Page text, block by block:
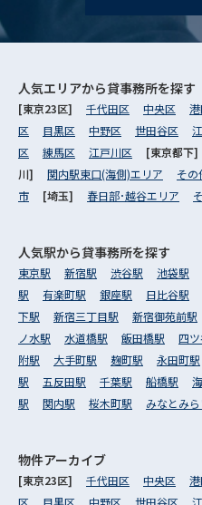
人気エリアから貸事務所を探す
[東京23区] 千代田区 中央区
区
目黒区 中野区 世田谷区
区
練馬区 江戸川区 [東京都
川] 関内駅東口(海側)エリア その
市
[埼玉] 春日部･越谷エリア
人気駅から貸事務所を探す
東京駅 新宿駅 渋谷駅 池袋駅
駅
有楽町駅 銀座駅 日比谷駅
下駅
新宿三丁目駅 新宿御苑前駅
ノ水駅
水道橋駅 飯田橋駅 四
附駅
大手町駅 麹町駅 永田町駅
駅
五反田駅 千葉駅 船橋駅
駅
関内駅 桜木町駅 みなとみ
物件アーカイブ
[東京23区] 千代田区 中央区
区
目黒区 中野区 世田谷区